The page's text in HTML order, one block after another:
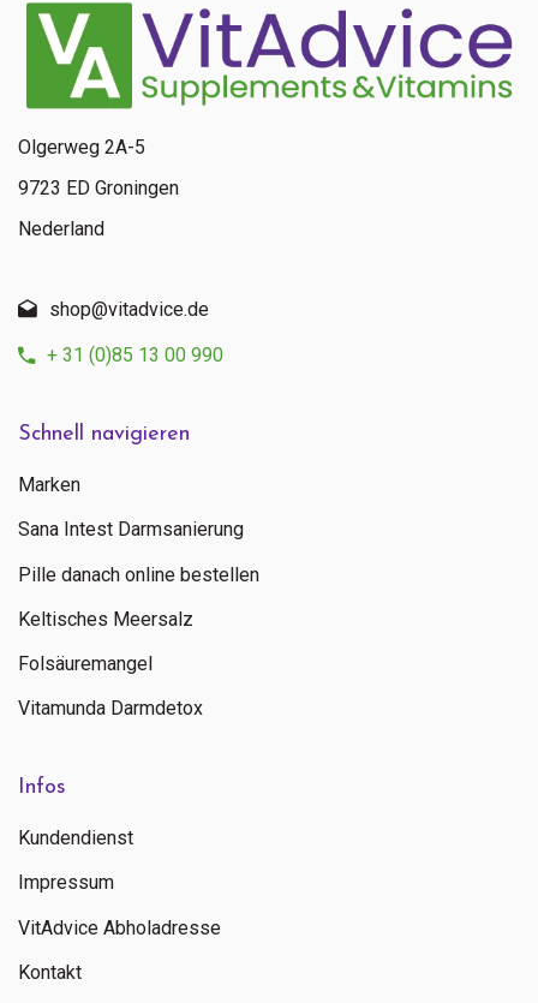
Schnell navigieren
Marken
Sana Intest Darmsanierung
Pille danach online bestellen
Keltisches Meersalz
Folsäuremangel
Vitamunda Darmdetox
Infos
Kundendienst
Impressum
VitAdvice Abholadresse
Kontakt
Olgerweg 2A-5
9723 ED Groningen
Nederland
shop@vitadvice.de
+ 31 (0)85 13 00 990